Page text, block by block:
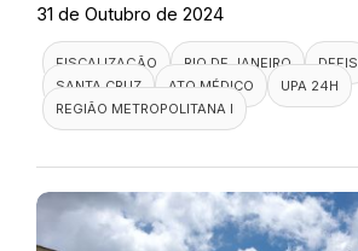
31 de Outubro de 2024
FISCALIZAÇÃO RIO DE JANEIRO
DEFIS
SANTA CRUZ
ATO MÉDICO
UPA 24H
REGIÃO METROPOLITANA I